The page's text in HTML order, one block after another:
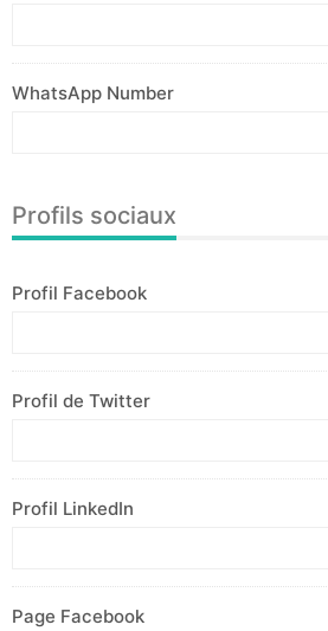
WhatsApp Number
Profils sociaux
Profil Facebook
Profil de Twitter
Profil LinkedIn
Page Facebook